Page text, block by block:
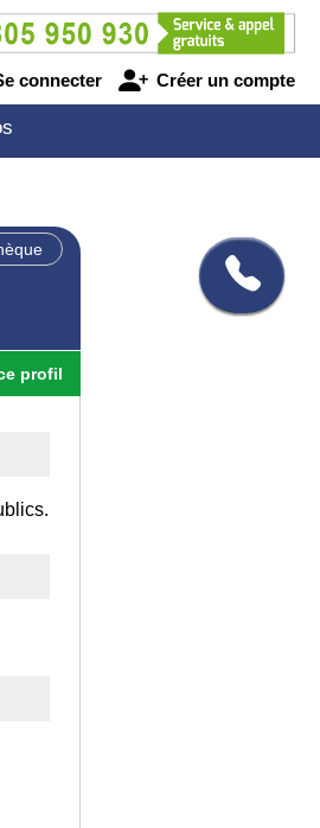
connecter Créer un compte
profil